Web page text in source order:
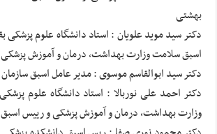
بهشتی
دکتر سید موید علویان : استاد دانشگاه علوم پزشکی
اسبق سلامت وزارت بهداشت، درمان و آموزش پزشکی
دکتر سید ابوالقاسم موسوی : مدیر عامل اسبق
دکتر احمد علی نوربالا : استاد دانشگاه علوم
وزارت بهداشت، درمان و آموزش پزشکی و رییس